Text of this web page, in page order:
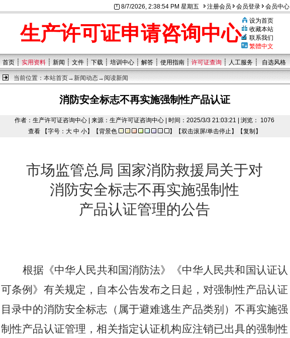
8/7/2026, 2:38:54 PM 星期五 注册会员 会员登录 会员中心
生产许可证申请咨询中心
设为首页
收藏本站
联系我们
繁體中文
首页 ┊ 实用资料 ┊ 新闻 ┊ 文件 ┊ 下载 ┊ 培训中心 ┊ 解答 ┊ 使用指南 ┊ 许可证查询 ┊ 人工服务 ┊ 自选风格
当前位置： 本站首页→新闻动态→阅读新闻
消防安全标志不再实施强制性产品认证
作者：生产许可证咨询中心 | 来源：生产许可证咨询中心 | 时间：2025/3/3 21:03:21 | 浏览： 1076
查看 【字号： 大 中 小】【背景色 】【双击滚屏/单击停止】【复制 】
市场监管总局 国家消防救援局关于对
消防安全标志不再实施强制性
产品认证管理的公告
根据《中华人民共和国消防法》《中华人民共和国认证认
可条例》有关规定，自本公告发布之日起，对强制性产品认证
目录中的消防安全标志（属于避难逃生产品类别）不再实施强
制性产品认证管理，相关指定认证机构应注销已出具的强制性